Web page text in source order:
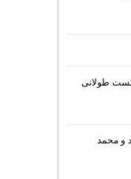
کو (پادکست طولانی
دیجی باربد و محمد